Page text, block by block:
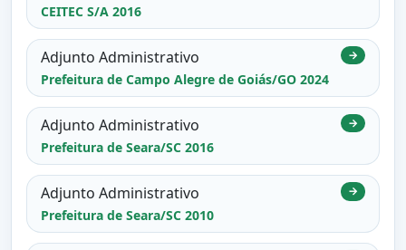
CEITEC S/A 2016
Adjunto Administrativo
Prefeitura de Campo Alegre de Goiás/GO 2024
→
Adjunto Administrativo
Prefeitura de Seara/SC 2016
→
Adjunto Administrativo
Prefeitura de Seara/SC 2010
→